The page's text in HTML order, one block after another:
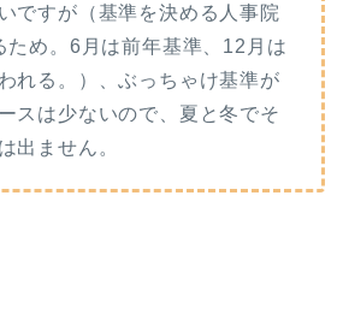
ですが（基準を決める人事院
ため。6月は前年基準、12月は
れる。）、ぶっちゃけ基準が
スは少ないので、夏と冬でそ
出ません。